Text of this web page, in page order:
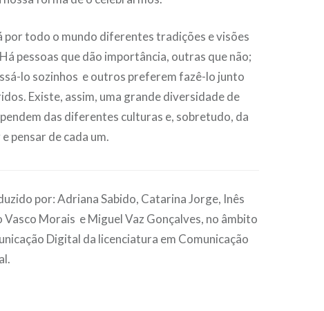
por todo o mundo diferentes tradições e visões
pessoas que dão importância, outras que não;
lo sozinhos e outros preferem fazê-lo junto
Existe, assim, uma grande diversidade de
das diferentes culturas e, sobretudo, da
pensar de cada um.
por: Adriana Sabido, Catarina Jorge, Inês
Vasco Morais e Miguel Vaz Gonçalves, no âmbito
Digital da licenciatura em Comunicação